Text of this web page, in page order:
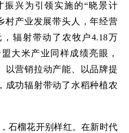
振兴为引领实施的“晓景计
村产业发展带头人，年经营
辐射带动了农牧户4.18万
大米产业同样成绩亮眼，
以营销拉动产能、以品牌提
成功辐射带动了水稻种植农
榴花开别样红。在新时代